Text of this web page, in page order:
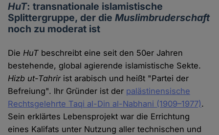
HuT: transnationale islamistische
Splittergruppe, der dieMuslimbruderschaft
noch zu moderat ist
DieHuT beschreibt eine seit den 50er Jahren
bestehende, global agierende islamistische Sekte.
Hizb ut-Tahrir ist arabisch und heißt "Partei der
Befreiung". Ihr Gründer ist der palästinensische
Rechtsgelehrte Taqi al-Din al-Nabhani (1909–1977).
Sein erklärtes Lebensprojekt war die Errichtung
eines Kalifats unter Nutzung aller technischen und